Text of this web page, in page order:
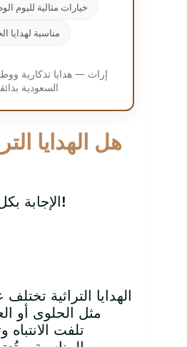
خيارات مثالية لليوم
مناسبة لهدايا
إراث — هدايا تذكارية
السعودية
هل الهدايا
الإجابة !
الهدايا التراثية
مثل الحلوى أو
تلفت